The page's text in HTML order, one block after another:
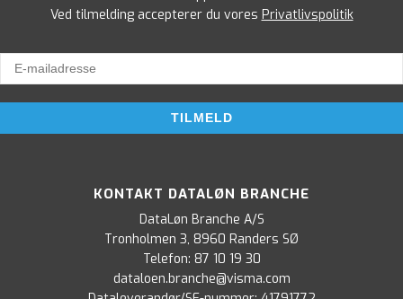
Ved tilmelding accepterer du vores Privatlivspolitik
KONTAKT DATALØN BRANCHE
DataLøn Branche A/S
Tronholmen 3, 8960 Randers SØ
Telefon: 87 10 19 30
dataloen.branche@visma.com